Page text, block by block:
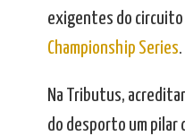
exigentes do circuito
Championship Series.
Na Tributus,
do desporto um pilar